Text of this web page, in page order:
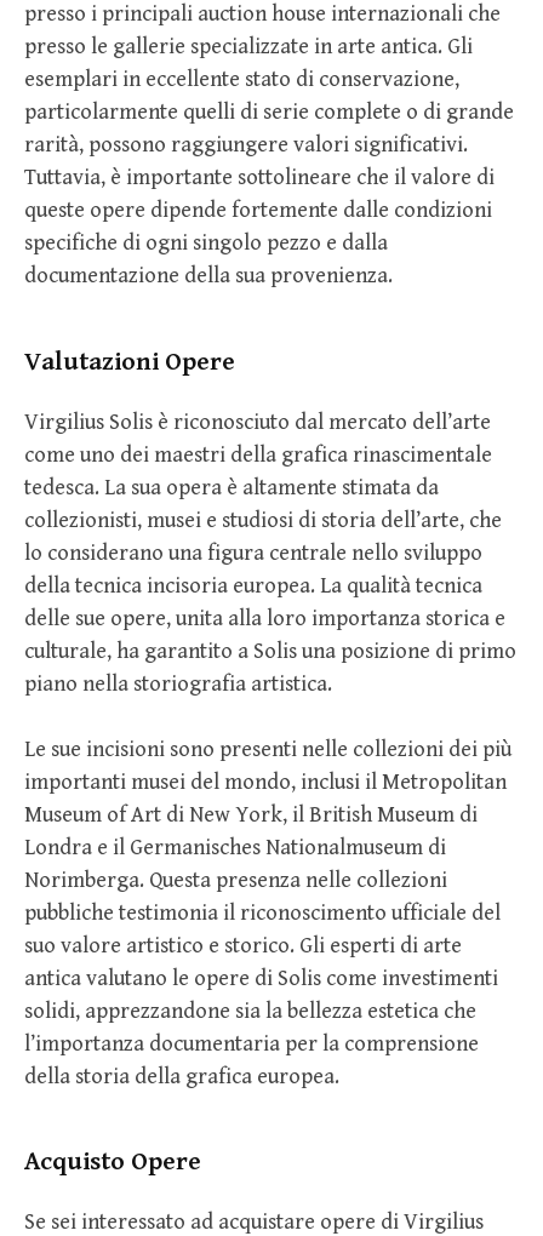
presso i principali auction house internazionali che
presso le gallerie specializzate in arte antica. Gli
esemplari in eccellente stato di conservazione,
particolarmente quelli di serie complete o di grande
rarità, possono raggiungere valori significativi.
Tuttavia, è importante sottolineare che il valore di
queste opere dipende fortemente dalle condizioni
specifiche di ogni singolo pezzo e dalla
documentazione della sua provenienza.
Valutazioni Opere
Virgilius Solis è riconosciuto dal mercato dell’arte
come uno dei maestri della grafica rinascimentale
tedesca. La sua opera è altamente stimata da
collezionisti, musei e studiosi di storia dell’arte, che
lo considerano una figura centrale nello sviluppo
della tecnica incisoria europea. La qualità tecnica
delle sue opere, unita alla loro importanza storica e
culturale, ha garantito a Solis una posizione di primo
piano nella storiografia artistica.
Le sue incisioni sono presenti nelle collezioni dei più
importanti musei del mondo, inclusi il Metropolitan
Museum of Art di New York, il British Museum di
Londra e il Germanisches Nationalmuseum di
Norimberga. Questa presenza nelle collezioni
pubbliche testimonia il riconoscimento ufficiale del
suo valore artistico e storico. Gli esperti di arte
antica valutano le opere di Solis come investimenti
solidi, apprezzandone sia la bellezza estetica che
l’importanza documentaria per la comprensione
della storia della grafica europea.
Acquisto Opere
Se sei interessato ad acquistare opere di Virgilius